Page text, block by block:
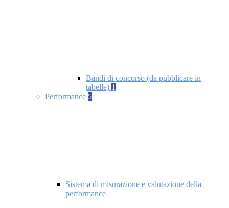
Bandi di concorso (da pubblicare in
tabelle) 1
Performance 5
Sistema di misurazione e valutazione della
performance